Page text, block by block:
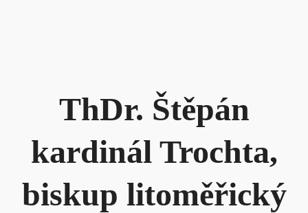
ThDr. Štěpán
kardinál Trochta,
biskup litoměřický